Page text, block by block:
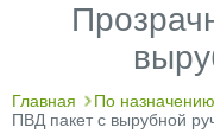
Главная По назначению
ПВД пакет с вырубной